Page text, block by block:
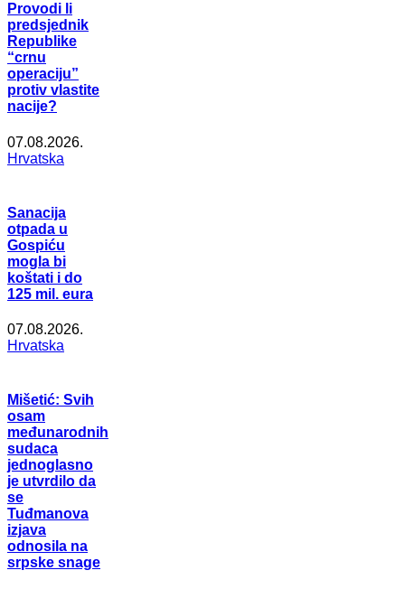
Provodi li
predsjednik
Republike
“crnu
operaciju”
protiv vlastite
nacije?
07.08.2026.
Hrvatska
Sanacija
otpada u
Gospiću
mogla bi
koštati i do
125 mil. eura
07.08.2026.
Hrvatska
Mišetić: Svih
osam
međunarodnih
sudaca
jednoglasno
je utvrdilo da
se
Tuđmanova
izjava
odnosila na
srpske snage